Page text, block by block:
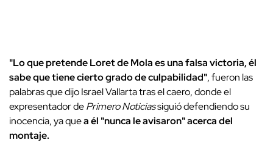
"Lo que pretende Loret de Mola es una falsa victoria, él
sabe que tiene cierto grado de culpabilidad", fueron las
palabras que dijo Israel Vallarta tras el caero, donde el
expresentador dePrimero Noticiassiguió defendiendo su
inocencia, ya quea él "nunca le avisaron" acerca del
montaje.